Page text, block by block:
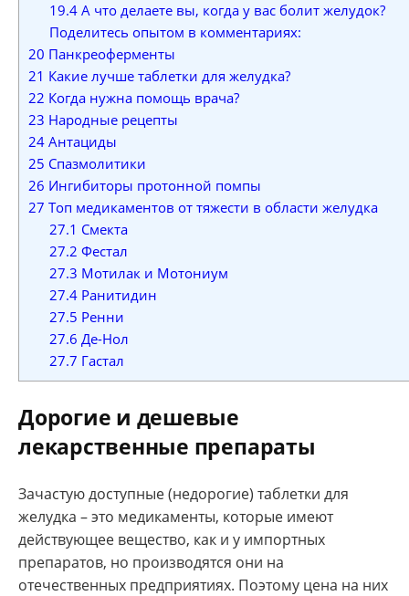
19.4А что делаете вы, когда у вас болит желудок?
Поделитесь опытом в комментариях:
20 Панкреоферменты
21 Какие лучше таблетки для желудка?
22 Когда нужна помощь врача?
23 Народные рецепты
24 Антациды
25 Спазмолитики
26 Ингибиторы протонной помпы
27 Топ медикаментов от тяжести в области желудка
27.1 Смекта
27.2 Фестал
27.3 Мотилак и Мотониум
27.4Ранитидин
27.5 Ренни
27.6 Де-Нол
27.7 Гастал
Дорогие и дешевые
лекарственные препараты
Зачастую доступные (недорогие) таблетки для
желудка – это медикаменты, которые имеют
действующее вещество, как и у импортных
препаратов, но производятся они на
отечественных предприятиях. Поэтому цена на них